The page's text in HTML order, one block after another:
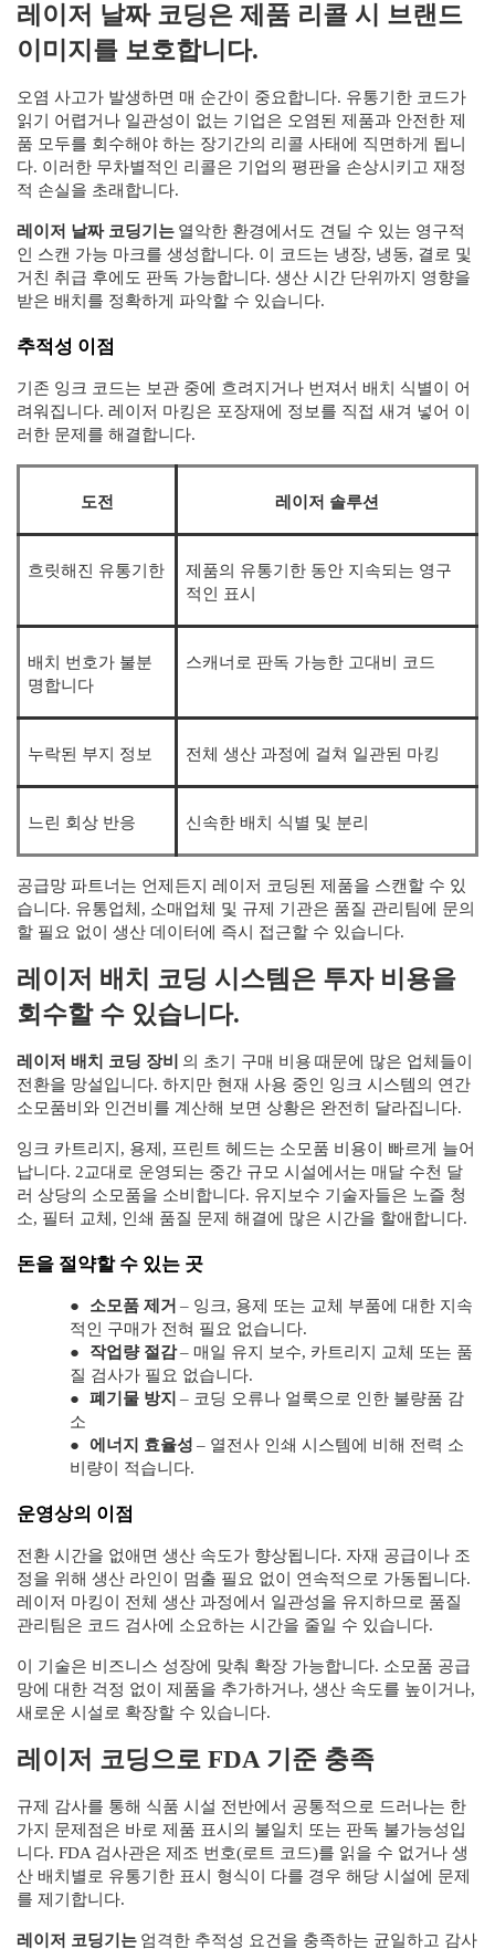
레이저 날짜 코딩은 제품 리콜 시 브랜드
이미지를 보호합니다.
오염 사고가 발생하면 매 순간이 중요합니다. 유통기한 코드가
읽기 어렵거나 일관성이 없는 기업은 오염된 제품과 안전한 제
품 모두를 회수해야 하는 장기간의 리콜 사태에 직면하게 됩니
다. 이러한 무차별적인 리콜은 기업의 평판을 손상시키고 재정
적 손실을 초래합니다.
레이저 날짜 코딩기는 열악한 환경에서도 견딜 수 있는 영구적
인 스캔 가능 마크를 생성합니다. 이 코드는 냉장, 냉동, 결로 및
거친 취급 후에도 판독 가능합니다. 생산 시간 단위까지 영향을
받은 배치를 정확하게 파악할 수 있습니다.
추적성 이점
기존 잉크 코드는 보관 중에 흐려지거나 번져서 배치 식별이 ​​어
려워집니다. 레이저 마킹은 포장재에 정보를 직접 새겨 넣어 이
러한 문제를 해결합니다.
도전 레이저 솔루션
흐릿해진 유통기한
제품의 유통기한 동안 지속되는 영구
적인 표시
배치 번호가 불분
명합니다
스캐너로 판독 가능한 고대비 코드
누락된 부지 정보 전체 생산 과정에 걸쳐 일관된 마킹
느린 회상 반응 신속한 배치 식별 및 분리
공급망 파트너는 언제든지 레이저 코딩된 제품을 스캔할 수 있
습니다. 유통업체, 소매업체 및 규제 기관은 품질 관리팀에 문의
할 필요 없이 생산 데이터에 즉시 접근할 수 있습니다.
레이저 배치 코딩 시스템은 투자 비용을
회수할 수 있습니다.
레이저 배치 코딩 장비 의 초기 구매 비용 때문에 많은 업체들이
전환을 망설입니다. 하지만 현재 사용 중인 잉크 시스템의 연간
소모품비와 인건비를 계산해 보면 상황은 완전히 달라집니다.
잉크 카트리지, 용제, 프린트 헤드는 소모품 비용이 빠르게 늘어
납니다. 2교대로 운영되는 중간 규모 시설에서는 매달 수천 달
러 상당의 소모품을 소비합니다. 유지보수 기술자들은 노즐 청
소, 필터 교체, 인쇄 품질 문제 해결에 많은 시간을 할애합니다.
돈을 절약할 수 있는 곳
● 소모품 제거 – 잉크, 용제 또는 교체 부품에 대한 지속
적인 구매가 전혀 필요 없습니다.
●
작업량 절감– 매일 유지 보수, 카트리지 교체 또는 품
질 검사가 필요 없습니다.
●
폐기물 방지 – 코딩 오류나 얼룩으로 인한 불량품 감
소
●
에너지 효율성 – 열전사 인쇄 시스템에 비해 전력 소
비량이 적습니다.
운영상의 이점
전환 시간을 없애면 생산 속도가 향상됩니다. 자재 공급이나 조
정을 위해 생산 라인이 멈출 필요 없이 연속적으로 가동됩니다.
레이저 마킹이 전체 생산 과정에서 일관성을 유지하므로 품질
관리팀은 코드 검사에 소요하는 시간을 줄일 수 있습니다.
이 기술은 비즈니스 성장에 맞춰 확장 가능합니다. 소모품 공급
망에 대한 걱정 없이 제품을 추가하거나, 생산 속도를 높이거나,
새로운 시설로 확장할 수 있습니다.
레이저 코딩으로 FDA 기준 충족
규제 감사를 통해 식품 시설 전반에서 공통적으로 드러나는 한
가지 문제점은 바로 제품 표시의 불일치 또는 판독 불가능성입
니다. FDA 검사관은 제조 번호(로트 코드)를 읽을 수 없거나 생
산 배치별로 유통기한 표시 형식이 다를 경우 해당 시설에 문제
를 제기합니다.
레이저 코딩기는 엄격한 추적성 요건을 충족하는 균일하고 감사